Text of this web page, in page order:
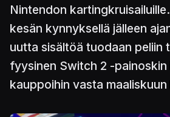
Nintendon
kesän kynnyksellä jälleen
uutta sisältöä tuodaan peliin
fyysinen Switch 2 -painoskin
kauppoihin vasta maaliskuun